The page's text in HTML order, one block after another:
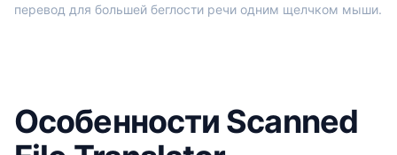
перевод для большей беглости речи одним щелчком мыши.
Особенности Scanned